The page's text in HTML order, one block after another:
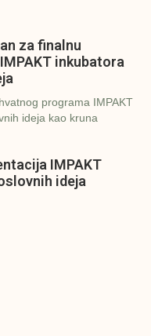
za finalnu
inkubatora
programa IMPAKT
ideja kao kruna
IMPAKT
ideja